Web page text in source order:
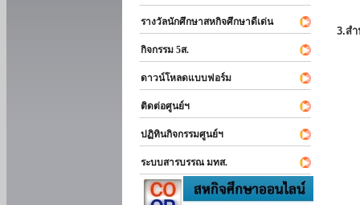
รางวัลนักศึกษาสหกิจศึกษาดีเด่น
กิจกรรม 5ส.
ดาวน์โหลดแบบฟอร์ม
ติดต่อศูนย์ฯ
ปฏิทินกิจกรรมศูนย์ฯ
ระบบสารบรรณ มทส.
3.ส